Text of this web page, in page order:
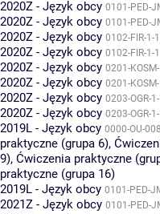
2020Z - Język obcy 0101-PED-
2020Z - Język obcy 0101-PED-
2020Z - Język obcy 0102-FIR-1-
2020Z - Język obcy 0102-FIR-1-
2020Z - Język obcy 0201-
2020Z - Język obcy 0201-
2020Z - Język obcy 0203-OGR-
2020Z - Język obcy 0203-OGR-
2019L - Język obcy 0000-OU-
praktyczne (grupa 6),
9), Ćwiczenia praktyczne
praktyczne (grupa 16)
2019L - Język obcy 0101-PED-
2021Z - Język obcy 0101-PED-